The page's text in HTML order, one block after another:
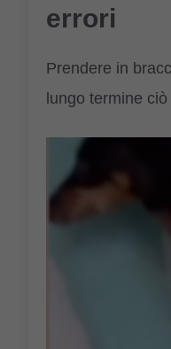
errori
Prendere in
lungo termine